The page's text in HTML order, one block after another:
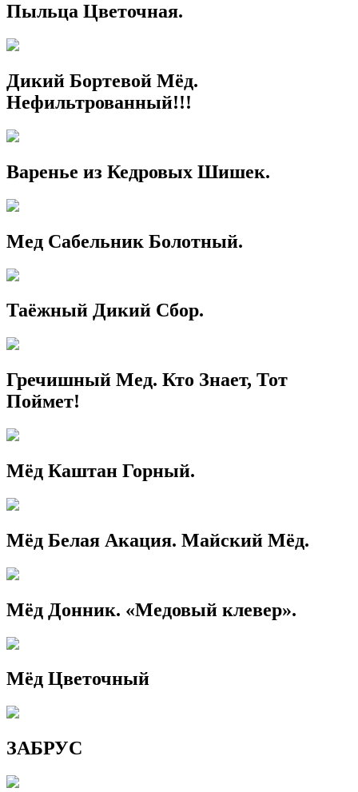
Пыльца Цветочная.
Дикий Бортевой Мёд.
Нефильтрованный!!!
Варенье из Кедровых Шишек.
Мед Сабельник Болотный.
Таёжный Дикий Сбор.
Гречишный Мед. Кто Знает, Тот
Поймет!
Мёд Каштан Горный.
Мёд Белая Акация. Майский Мёд.
Мёд Донник. «Медовый клевер».
Мёд Цветочный
ЗАБРУС